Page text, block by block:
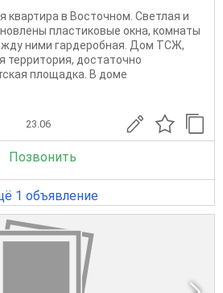
квартира в Восточном. Светлая и
пластиковые окна, комнаты
ними гардеробная. Дом ТСЖ,
территория, достаточно
площадка. В доме
23.06
Позвонить
1 объявление